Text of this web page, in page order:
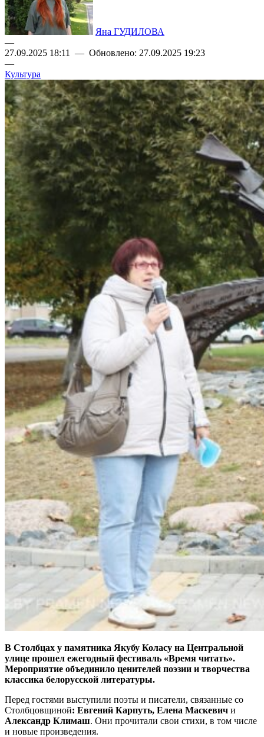
Яна ГУДИЛОВА
—
27.09.2025 18:11 — Обновлено: 27.09.2025 19:23
—
Культура
В Столбцах у памятника Якубу Коласу на Центральной
улице прошел ежегодный фестиваль «Время читать».
Мероприятие объединило ценителей поэзии и творчества
классика белорусской литературы.
Перед гостями выступили поэты и писатели, связанные со
Столбцовщиной: Евгений Карпуть, Елена Маскевич и
Александр Климаш. Они прочитали свои стихи, в том числе
и новые произведения.